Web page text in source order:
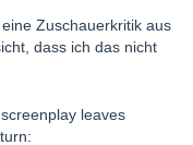
Zuschauerkritik aus
dass ich das nicht
leaves